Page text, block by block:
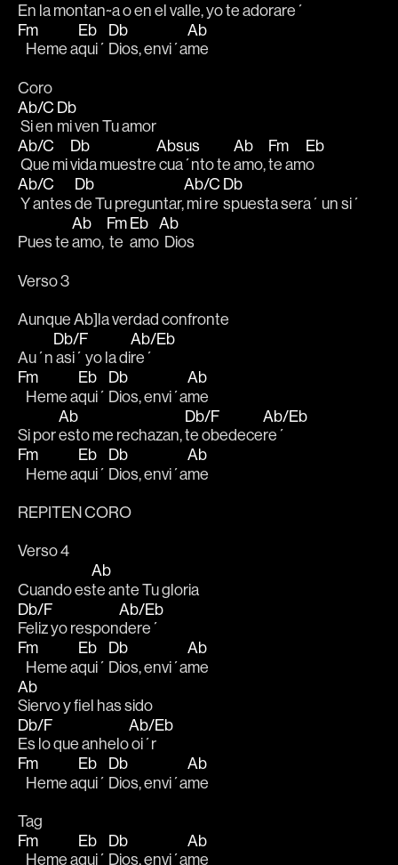
En la montan~a o en el valle, yo te adorare´
Fm
   Heme a
Eb
qui´
Db
Dios, envi´a
Ab
me
Coro
Ab/C
Si en
Db
mi ven Tu amor
Ab/C
Que mi
Db
vida muestre
Absus
cua´nto te
Ab
amo,
Fm
te am
Eb
o
Ab/C
Y antes
Db
de Tu preguntar,
Ab/C
mi re
Db
spuesta sera´ un si´
Pues te
Ab
amo,
Fm
te
Eb
amo
Ab
  Dios
Verso 3
Aunque Ab]la verdad confronte
Au´n
Db/F
asi´ yo la di
Ab/Eb
re´
Fm
   Heme a
Eb
qui´
Db
Dios, envi´a
Ab
me
Si por
Ab
esto me rechazan,
Db/F
te obedece
Ab/Eb
re´
Fm
   Heme a
Eb
qui´
Db
Dios, envi´a
Ab
me
REPITEN CORO
Verso 4
Cuando es
Ab
te ante Tu gloria
Db/F
Feliz yo respon
Ab/Eb
dere´
Fm
   Heme a
Eb
qui´
Db
Dios, envi´a
Ab
me
Ab
Siervo y fiel has sido
Db/F
Es lo que anhelo
Ab/Eb
oi´r
Fm
   Heme a
Eb
qui´
Db
Dios, envi´a
Ab
me
Tag
Fm
   Heme a
Eb
qui´
Db
Dios, envi´a
Ab
me